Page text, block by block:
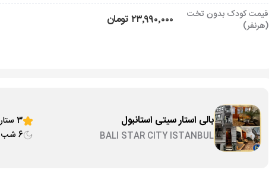
قیمت کودک بدون تخت
(هرنفر)
۲۳٬۹۹۰٬۰۰۰ تومان
بالی استار سیتی استانبول
BALI STAR CITY ISTANBUL
3 ستاره
6 شب